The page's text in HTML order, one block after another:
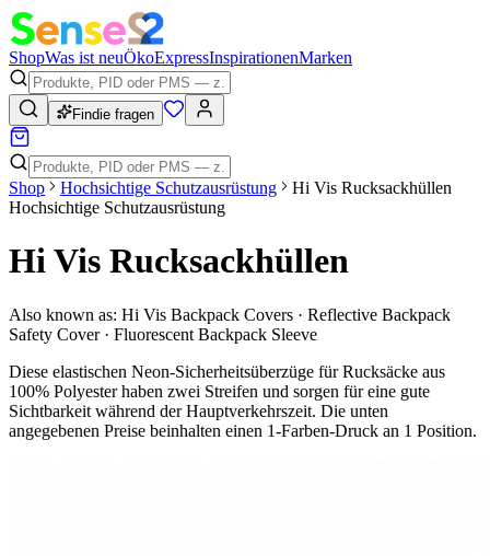
ShopWas ist neuÖkoExpressInspirationenMarken
Findie fragen
Shop Hochsichtige Schutzausrüstung
Hi Vis Rucksackhüllen
Hochsichtige Schutzausrüstung
Hi Vis Rucksackhüllen
Also known as: Hi Vis Backpack Covers · Reflective Backpack
Safety Cover · Fluorescent Backpack Sleeve
Diese elastischen Neon-Sicherheitsüberzüge für Rucksäcke aus
100% Polyester haben zwei Streifen und sorgen für eine gute
Sichtbarkeit während der Hauptverkehrszeit. Die unten
angegebenen Preise beinhalten einen 1-Farben-Druck an 1 Position.